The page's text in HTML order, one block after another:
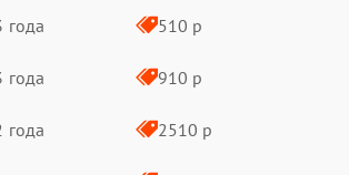
года 510 р
года 910 р
года 2510 р